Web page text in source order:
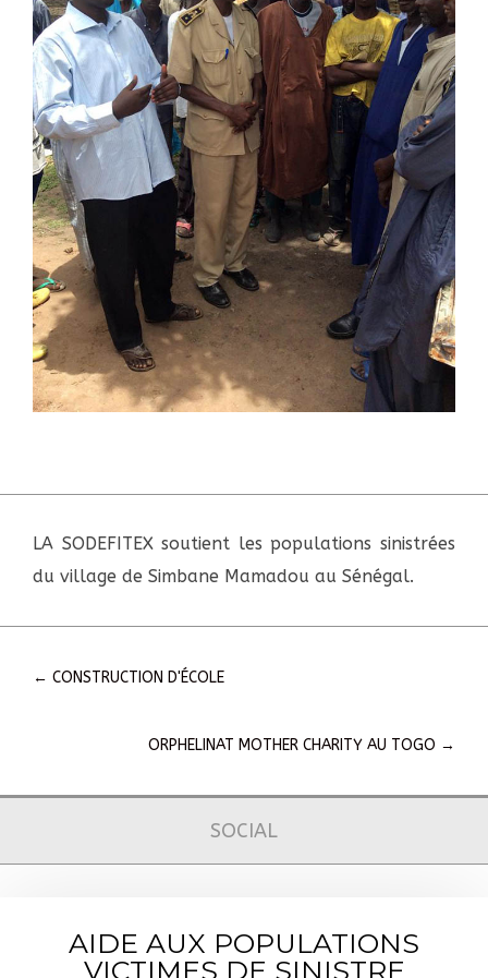
LA SODEFITEX soutient les populations sinistrées
du village de Simbane Mamadou au Sénégal.
← CONSTRUCTION D'ÉCOLE
ORPHELINAT MOTHER CHARITY AU TOGO →
SOCIAL
AIDE AUX POPULATIONS
VICTIMES DE SINISTRE